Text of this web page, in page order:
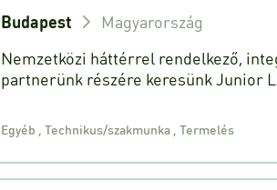
Budapest
Magyarország
Nemzetközi háttérrel rendelkező,
partnerünk részére keresünk Junior
Egyéb ,Technikus/szakmunka ,Termelés